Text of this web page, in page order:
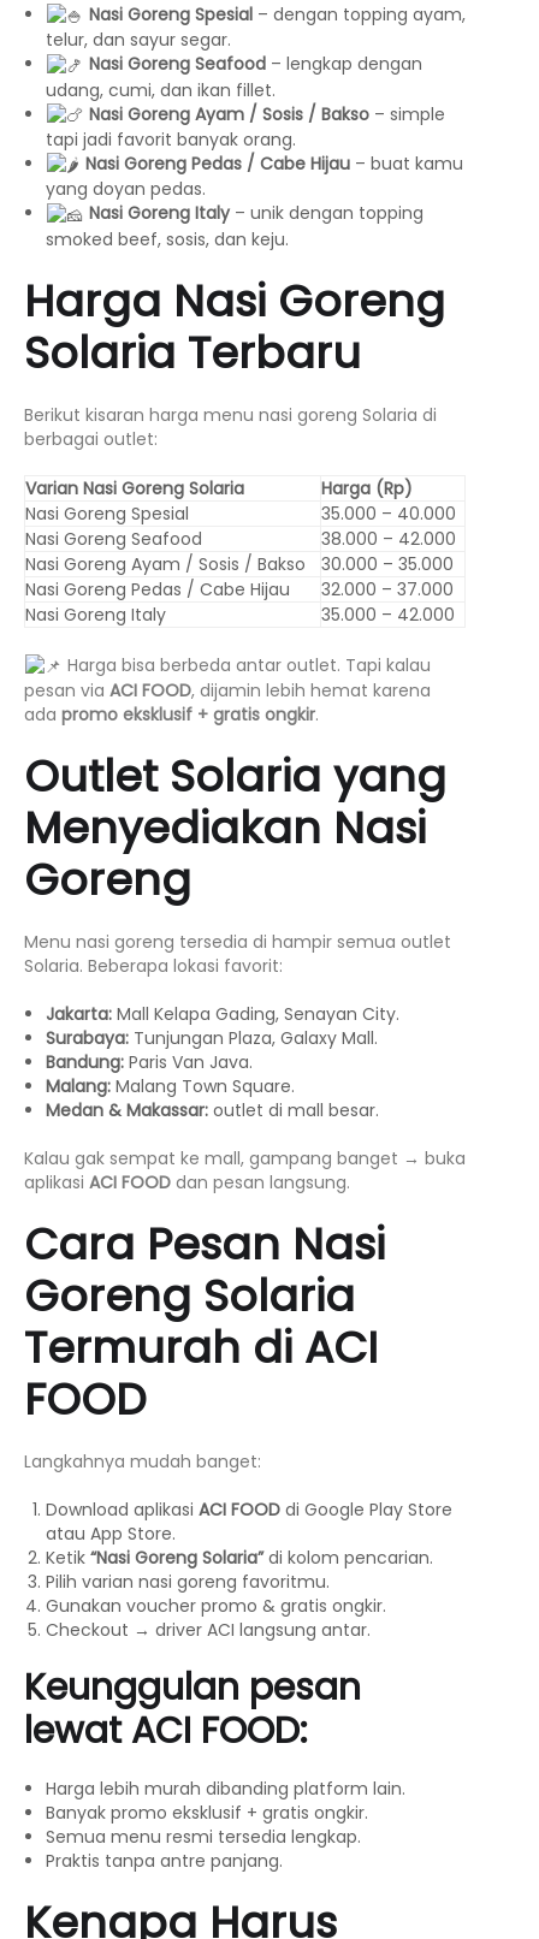
Nasi Goreng Spesial– dengan topping ayam,
telur, dan sayur segar.
Nasi Goreng Seafood– lengkap dengan
udang, cumi, dan ikan fillet.
Nasi Goreng Ayam / Sosis / Bakso– simple
tapi jadi favorit banyak orang.
Nasi Goreng Pedas / Cabe Hijau– buat kamu
yang doyan pedas.
Nasi Goreng Italy– unik dengan topping
smoked beef, sosis, dan keju.
Harga Nasi Goreng
Solaria Terbaru
Berikut kisaran harga menu nasi goreng Solaria di
berbagai outlet:
Varian Nasi Goreng Solaria
Harga (Rp)
Nasi Goreng Spesial
35.000 – 40.000
Nasi Goreng Seafood
38.000 – 42.000
Nasi Goreng Ayam / Sosis / Bakso
30.000 – 35.000
Nasi Goreng Pedas / Cabe Hijau
32.000 – 37.000
Nasi Goreng Italy
35.000 – 42.000
Harga bisa berbeda antar outlet. Tapi kalau
pesan via ACI FOOD, dijamin lebih hemat karena
ada promo eksklusif + gratis ongkir.
Outlet Solaria yang
Menyediakan Nasi
Goreng
Menu nasi goreng tersedia di hampir semua outlet
Solaria. Beberapa lokasi favorit:
Jakarta: Mall Kelapa Gading, Senayan City.
Surabaya: Tunjungan Plaza, Galaxy Mall.
Bandung: Paris Van Java.
Malang: Malang Town Square.
Medan & Makassar: outlet di mall besar.
Kalau gak sempat ke mall, gampang banget → buka
aplikasi ACI FOOD dan pesan langsung.
Cara Pesan Nasi
Goreng Solaria
Termurah di ACI
FOOD
Langkahnya mudah banget:
Download aplikasi ACI FOOD di Google Play Store
atau App Store.
Ketik “Nasi Goreng Solaria”di kolom pencarian.
Pilih varian nasi goreng favoritmu.
Gunakan voucher promo & gratis ongkir.
Checkout → driver ACI langsung antar.
Keunggulan pesan
lewat ACI FOOD:
Harga lebih murah dibanding platform lain.
Banyak promo eksklusif + gratis ongkir.
Semua menu resmi tersedia lengkap.
Praktis tanpa antre panjang.
Kenapa Harus